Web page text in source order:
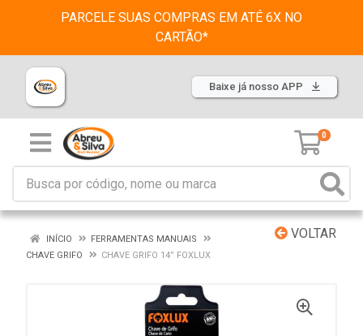
PARCELE SUAS COMPRAS EM ATÉ 6X NO
CARTÃO*
Baixe já nosso APP
0
VOLTAR
INÍCIO
FERRAMENTAS MANUAIS
CHAVE GRIFO
CHAVE GRIFO 14” FOXLUX